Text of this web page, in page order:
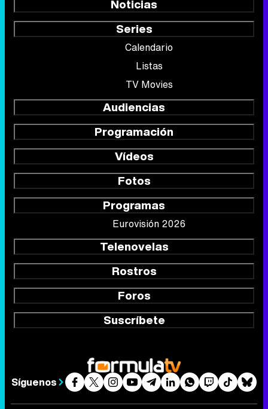
Noticias
Series
Calendario
Listas
TV Movies
Audiencias
Programación
Vídeos
Fotos
Programas
Eurovisión 2026
Telenovelas
Rostros
Foros
Suscríbete
Síguenos